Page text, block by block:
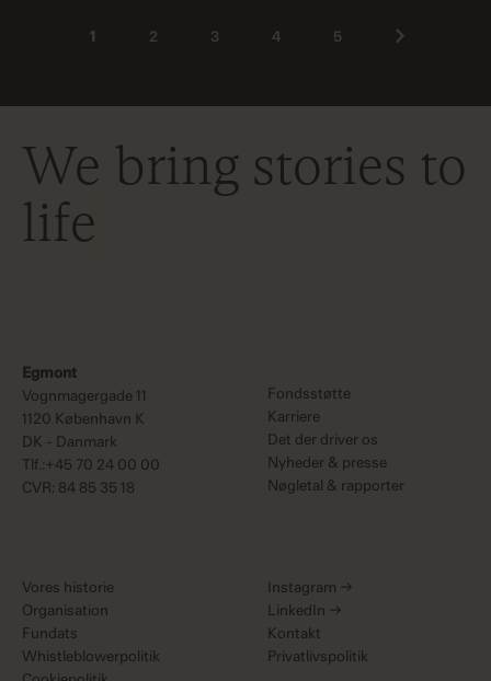
1 2 3 4 5
We bring stories to
life
Egmont
Vognmagergade 11
1120 København K
DK - Danmark
Tlf.:+45 70 24 00 00
CVR: 84 85 35 18
Fondsstøtte
Karriere
Det der driver os
Nyheder & presse
Nøgletal & rapporter
Vores historie
Organisation
Fundats
Whistleblowerpolitik
Instagram →
LinkedIn →
Kontakt
Privatlivspolitik